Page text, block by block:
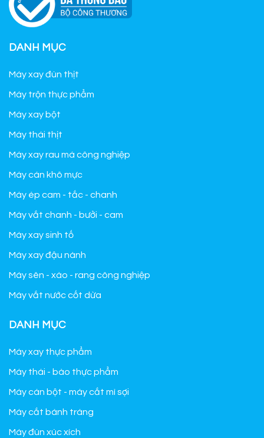
DANH MỤC
Máy xay đùn thịt
Máy trộn thực phẩm
Máy xay bột
Máy thái thịt
Máy xay rau má công nghiệp
Máy cán khô mực
Máy ép cam - tắc - chanh
Máy vắt chanh - bưởi - cam
Máy xay sinh tố
Máy xay đậu nành
Máy sên - xào - rang công nghiệp
Máy vắt nước cốt dừa
DANH MỤC
Máy xay thực phẩm
Máy thái - bào thực phẩm
Máy cán bột - máy cắt mì sợi
Máy cắt bánh tráng
Máy đùn xúc xích